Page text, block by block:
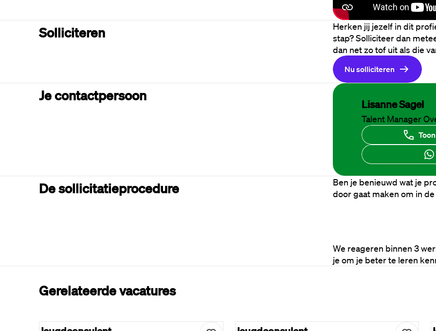
Solliciteren
Herken jij jezelf in dit
stap? Solliciteer dan
dan net zo tof uit als die
Nu solliciteren
Je contactpersoon
Lisanne Sagel
Talent Manager
De sollicitatieprocedure
Ben je benieuwd wat je
door gaat maken om in
We reageren binnen 3
je om je beter te leren
Gerelateerde vacatures